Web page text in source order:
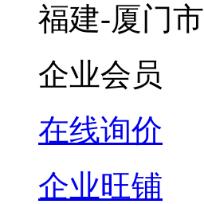
福建-厦门市
企业会员
在线询价
企业旺铺